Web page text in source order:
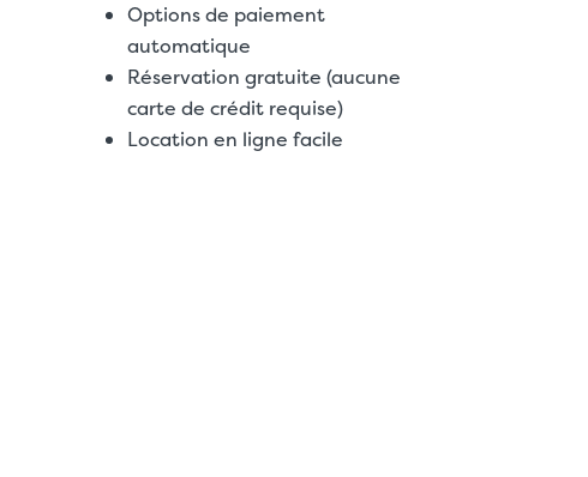
Options de paiement
automatique
Réservation gratuite (aucune
carte de crédit requise)
Location en ligne facile